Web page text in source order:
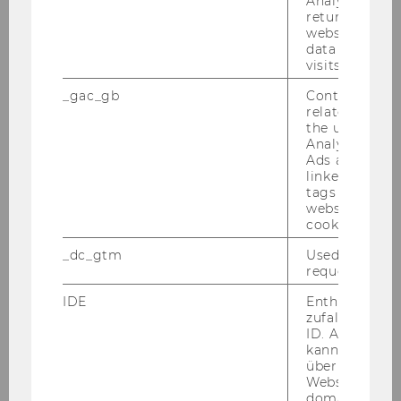
Links zu älteren Mitteilungsblättern
Studienjahr 2022/2023
Studienjahr 2021/2022
returning
website and
data from
visits.
_gac_gb
Contains
related
the user. If
Analytics and
Ads accounts
linked, the
tags on the
website read
cookie.
_dc_gtm
Used to
request rate.
IDE
Enthält eine
ID. Anhand
kann Google
über
Websites